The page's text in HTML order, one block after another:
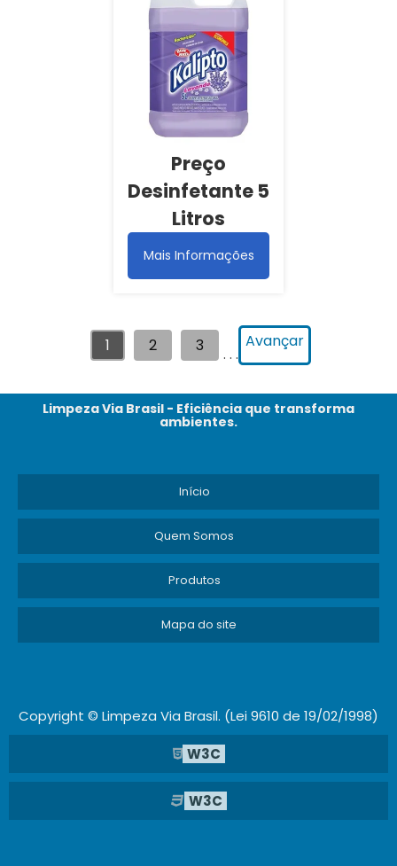
Preço
Desinfetante 5
Litros
Mais Informações
1 2 3 . . .
Avançar
Limpeza Via Brasil - Eficiência que transforma
ambientes.
Início
Quem Somos
Produtos
Mapa do site
Copyright © Limpeza Via Brasil. (Lei 9610 de 19/02/1998)
W3C
W3C